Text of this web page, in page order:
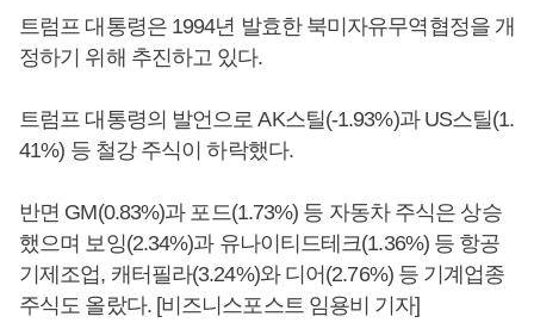
트럼프 대통령은 1994년 발효한 북미자유무역협정을 개
정하기 위해 추진하고 있다.
트럼프 대통령의 발언으로 AK스틸(-1.93%)과 US스틸(1.
41%) 등 철강 주식이 하락했다.
반면 GM(0.83%)과 포드(1.73%) 등 자동차 주식은 상승
했으며 보잉(2.34%)과 유나이티드테크(1.36%) 등 항공
기제조업, 캐터필라(3.24%)와 디어(2.76%) 등 기계업종
주식도 올랐다. [비즈니스포스트 임용비 기자]